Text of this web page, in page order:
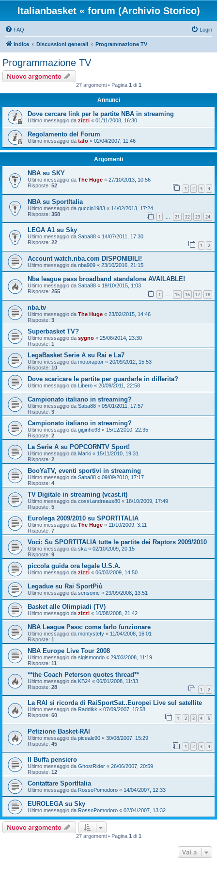
Italianbasket « forum (Archivio Storico)
FAQ Login
Indice Discussioni generali Programmazione TV
Programmazione TV
Nuovo argomento
27 argomenti • Pagina 1 di 1
Annunci
Dove cercare link per le partite NBA in streaming
Ultimo messaggio da zizzi « 01/11/2008, 16:30
Regolamento del Forum
Ultimo messaggio da tafo « 02/04/2007, 11:46
Argomenti
NBA su SKY
Ultimo messaggio da The Huge « 27/10/2013, 10:56
Risposte: 52 1 2 3 4
NBA su SportItalia
Ultimo messaggio da guccio1983 « 14/02/2013, 17:24
Risposte: 358 1 21 22 23 24
LEGA A1 su Sky
Ultimo messaggio da Saba88 « 14/07/2011, 17:30
Risposte: 22 1 2
Account watch.nba.com DISPONIBILI!
Ultimo messaggio da nba909 « 23/10/2016, 21:15
Nba league pass broadband standalone AVAILABLE!
Ultimo messaggio da Saba88 « 19/10/2015, 1:03
Risposte: 255 1 … 15 16 17 18
nba.tv
Ultimo messaggio da The Huge « 23/02/2015, 14:46
Risposte: 3
Superbasket TV?
Ultimo messaggio da sygno « 25/06/2014, 23:30
Risposte: 1
LegaBasket Serie A su Rai e La7
Ultimo messaggio da motoraptor « 20/09/2012, 15:53
Risposte: 10
Dove scaricare le partite per guardarle in differita?
Ultimo messaggio da Libero « 20/09/2011, 22:58
Campionato italiano in streaming?
Ultimo messaggio da Saba88 « 05/01/2011, 17:57
Risposte: 3
Campionato italiano in streaming?
Ultimo messaggio da giginho93 « 15/12/2010, 22:35
Risposte: 2
La Serie A su POPCORNTV Sport!
Ultimo messaggio da Marki « 15/11/2010, 19:31
Risposte: 2
BooYaTV, eventi sportivi in streaming
Ultimo messaggio da Saba88 « 09/09/2010, 17:17
Risposte: 4
TV Digitale in streaming (vcast.it)
Ultimo messaggio da cossi.andreaus80 « 18/10/2009, 17:49
Risposte: 5
Eurolega 2009/2010 su SPORTITALIA
Ultimo messaggio da The Huge « 11/10/2009, 3:11
Risposte: 7
Voci: Su SPORTITALIA tutte le partite dei Raptors 2009/2010
Ultimo messaggio da ska « 02/10/2009, 20:15
Risposte: 9
piccola guida ora legale U.S.A.
Ultimo messaggio da zizzi « 06/03/2009, 14:50
Legadue su Rai SportPiù
Ultimo messaggio da sensomc « 29/09/2008, 13:51
Basket alle Olimpiadi (TV)
Ultimo messaggio da zizzi « 10/08/2008, 21:42
NBA League Pass: come farlo funzionare
Ultimo messaggio da montystefy « 11/04/2008, 16:01
Risposte: 1
NBA Europe Live Tour 2008
Ultimo messaggio da sigismondo « 29/03/2008, 11:19
Risposte: 11
**the Coach Peterson quotes thread**
Ultimo messaggio da KB24 « 06/01/2008, 11:33
Risposte: 28 1 2
La RAI si ricorda di RaiSportSat..Europei Live sul satellite
Ultimo messaggio da Raddikk « 07/09/2007, 15:58
Risposte: 60 1 2 3 4 5
Petizione Basket-RAI
Ultimo messaggio da piceale90 « 30/08/2007, 15:29
Risposte: 45 1 2 3 4
Il Buffa pensiero
Ultimo messaggio da GhostRider « 26/06/2007, 20:59
Risposte: 12
Contattare SportItalia
Ultimo messaggio da RossoPomodoro « 14/04/2007, 12:33
EUROLEGA su Sky
Ultimo messaggio da RossoPomodoro « 02/04/2007, 13:32
Nuovo argomento
27 argomenti • Pagina 1di 1
Vai a